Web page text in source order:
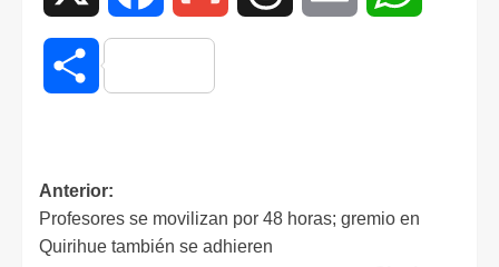
Compartir
Anterior:
Profesores se movilizan por 48 horas; gremio en
Quirihue también se adhieren